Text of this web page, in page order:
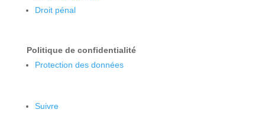
Droit pénal
Politique de confidentialité
Protection des données
Suivre